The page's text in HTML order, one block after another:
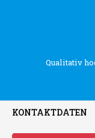
Qualitativ
KONTAKTDATEN